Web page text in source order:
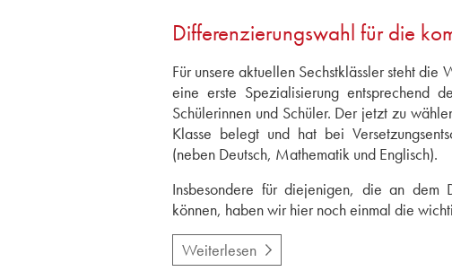
Differenzierungswahl für die
Für unsere aktuellen Sechstklässler steht
eine erste Spezialisierung entsprechend
Schülerinnen und Schüler. Der jetzt zu
Klasse belegt und hat bei
(neben Deutsch, Mathematik und Englisch).
Insbesondere für diejenigen, die an dem
können, haben wir hier noch einmal die
Weiterlesen